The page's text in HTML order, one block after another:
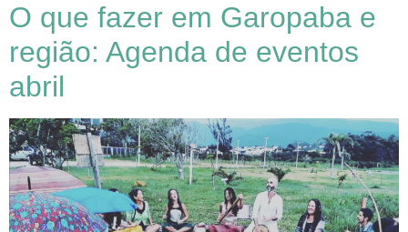
O que fazer em Garopaba e
região: Agenda de eventos
abril